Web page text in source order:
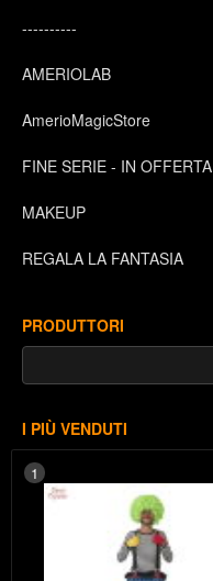
----------
AMERIOLAB
AmerioMagicStore
FINE SERIE - IN OFFERTA
MAKEUP
REGALA LA FANTASIA
PRODUTTORI
I PIÙ VENDUTI
1